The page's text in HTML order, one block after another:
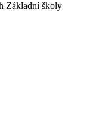
Základní školy